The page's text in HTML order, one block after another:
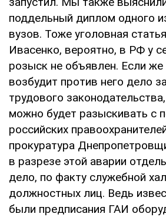
поддельный диплом одного
вузов. Тоже уголовная
Ивасенко, вероятно, в РФ у
розыск не объявлен. Если же
возбудит против него дело
трудового
можно будет разыскивать с
российских
прокуратура
в разрезе этой аварии
дело, по факту служебной
должностных лиц. Ведь
были предписания ГАИ